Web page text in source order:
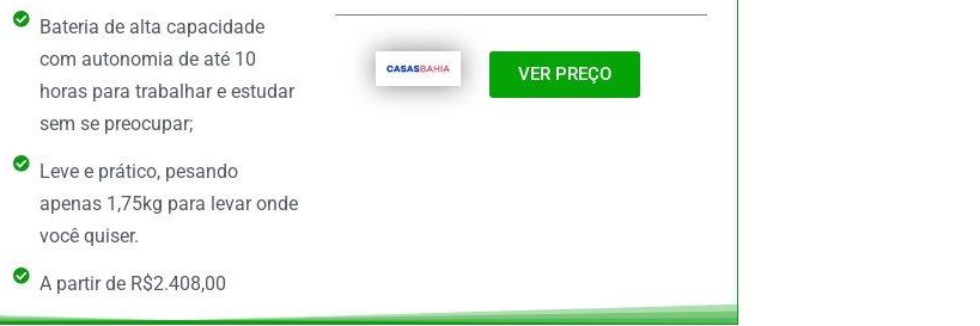
Bateria de alta capacidade
com autonomia de até 10
horas para trabalhar e estudar
sem se preocupar;
Leve e prático, pesando
apenas 1,75kg para levar onde
você quiser.
A partir de R$2.408,00
VER PREÇO